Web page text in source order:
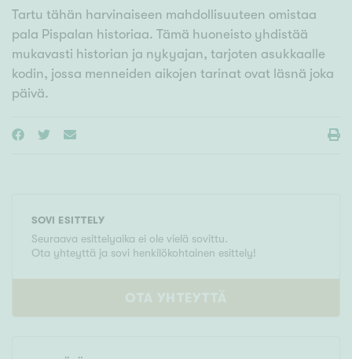
Tartu tähän harvinaiseen mahdollisuuteen omistaa
pala Pispalan historiaa. Tämä huoneisto yhdistää
mukavasti historian ja nykyajan, tarjoten asukkaalle
kodin, jossa menneiden aikojen tarinat ovat läsnä joka
päivä.
SOVI ESITTELY
Seuraava esittelyaika ei ole vielä sovittu.
Ota yhteyttä ja sovi henkilökohtainen esittely!
OTA YHTEYTTÄ